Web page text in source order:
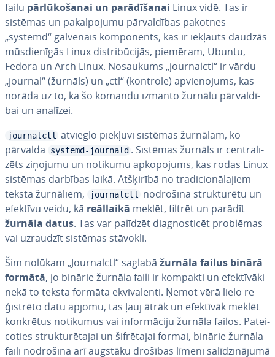
failu pār­lū­ko­ša­nai un pa­rā­dī­ša­nai Linux vidē. Tas ir
sistēmas un pa­kal­po­ju­mu pār­val­dī­bas pakotnes
„systemd“ galvenais kom­po­nents, kas ir iekļauts daudzās
mūs­die­nī­gās Linux dis­tri­bū­ci­jās, piemēram, Ubuntu,
Fedora un Arch Linux. Nosaukums „jour­nalctl“ ir vārdu
„journal“ (žurnāls) un „ctl“ (kontrole) ap­vie­no­jums, kas
norāda uz to, ka šo komandu izmanto žurnālu pār­val­dī­
bai un analīzei.
journalctl
atvieglo piekļuvi sistēmas žurnālam, ko
pārvalda
systemd-journald . Sistēmas žurnāls ir cen­tra­li­
zēts ziņojumu un notikumu ap­ko­po­jums, kas rodas Linux
sistēmas darbības laikā. Atšķirībā no tra­di­cio­nā­la­jiem
teksta žurnāliem,
journalctl
nodrošina struk­tu­rē­tu un
efektīvu veidu, kā reāllaikā meklēt, filtrēt un parādīt
žurnāla datus. Tas var palīdzēt diag­nos­ti­cēt problēmas
vai uzraudzīt sistēmas stāvokli.
Šim nolūkam „Jour­nalctl“ saglabā žurnāla failus binārā
formātā, jo binārie žurnāla faili ir kompakti un efek­tī­vā­ki
nekā to teksta formāta ek­vi­va­len­ti. Ņemot vērā lielo re­
ģis­trē­to datu apjomu, tas ļauj ātrāk un efektīvāk meklēt
konkrētus notikumus vai in­for­mā­ci­ju žurnāla failos. Pa­tei­
co­ties struk­tu­rē­ta­jai un šif­rē­ta­jai formai, binārie žurnāla
faili nodrošina arī augstāku drošības līmeni sa­lī­dzi­nā­ju­mā